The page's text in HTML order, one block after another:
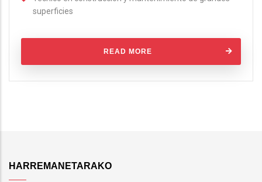
superficies
READ MORE
HARREMANETARAKO